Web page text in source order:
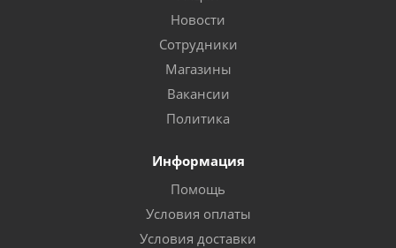
Новости
Сотрудники
Магазины
Вакансии
Политика
Информация
Помощь
Условия оплаты
Условия доставки